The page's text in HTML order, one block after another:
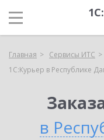
Главная Сервисы ИТС
1С:Курьер в Республике
в